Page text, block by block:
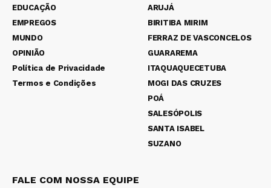
EDUCAÇÃO
EMPREGOS
MUNDO
OPINIÃO
Política de Privacidade
Termos e Condições
ARUJÁ
BIRITIBA MIRIM
FERRAZ DE VASCONCELOS
GUARAREMA
ITAQUAQUECETUBA
MOGI DAS CRUZES
POÁ
SALESÓPOLIS
SANTA ISABEL
SUZANO
FALE COM NOSSA EQUIPE